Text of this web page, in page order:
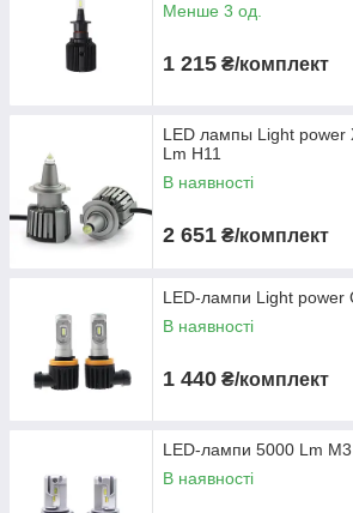
Менше 3 од.
1 215 ₴/комплект
LED лампы Light power
Lm H11
В наявності
2 651 ₴/комплект
LED-лампи Light power
В наявності
1 440 ₴/комплект
LED-лампи 5000 Lm
В наявності